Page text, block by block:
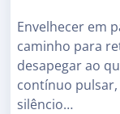
Envelhecer em
caminho para
desapegar ao
contínuo
silêncio…